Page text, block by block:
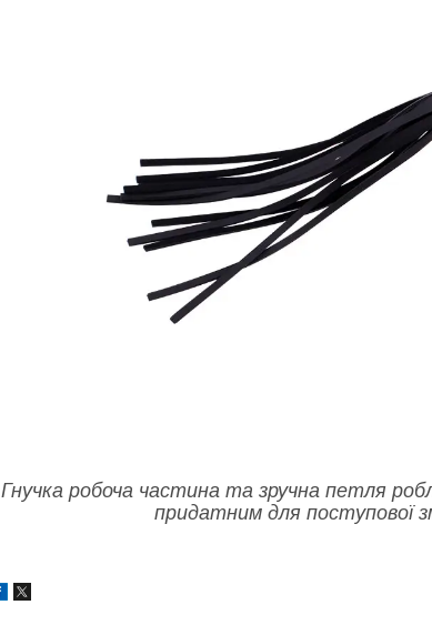
Гнучка робоча частина та зручна петля
придатним для поступової